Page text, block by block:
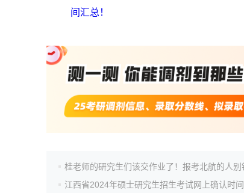
间汇总！
江西省2024年硕士研究生招生考试网上确认时间